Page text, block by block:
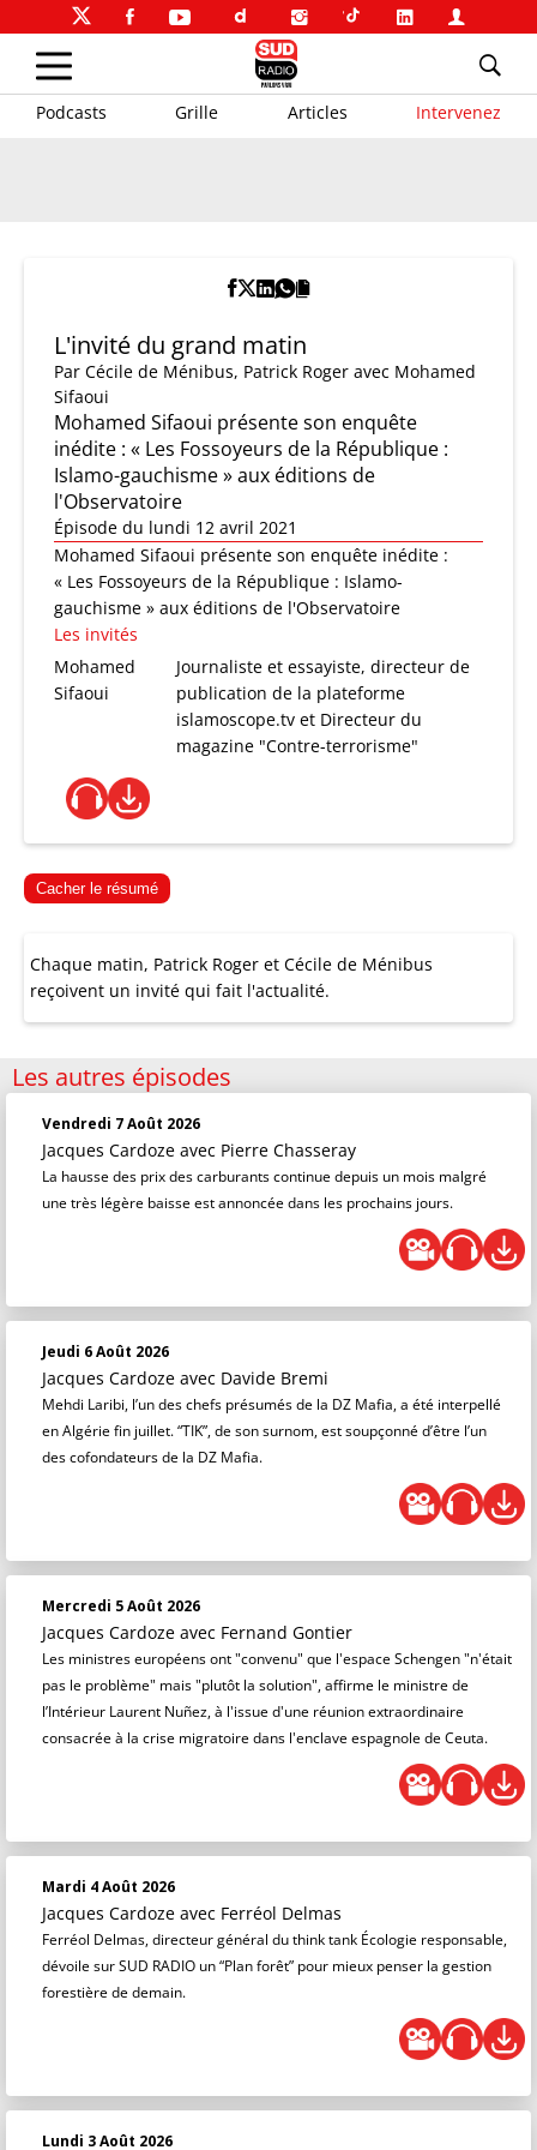
Podcasts Grille Articles Intervenez
L'invité du grand matin
Par Cécile de Ménibus, Patrick Roger avec Mohamed
Sifaoui
Mohamed Sifaoui présente son enquête
inédite : « Les Fossoyeurs de la République :
Islamo-gauchisme » aux éditions de
l'Observatoire
Épisode du lundi 12 avril 2021
Mohamed Sifaoui présente son enquête inédite :
« Les Fossoyeurs de la République : Islamo-
gauchisme » aux éditions de l'Observatoire
Les invités
Mohamed
Sifaoui
Journaliste et essayiste, directeur de
publication de la plateforme
islamoscope.tv et Directeur du
magazine "Contre-terrorisme"
Cacher le résumé
Chaque matin, Patrick Roger et Cécile de Ménibus
reçoivent un invité qui fait l'actualité.
Les autres épisodes
Vendredi 7 Août 2026
Jacques Cardoze avec Pierre Chasseray
La hausse des prix des carburants continue depuis un mois malgré
une très légère baisse est annoncée dans les prochains jours.
Jeudi 6 Août 2026
Jacques Cardoze avec Davide Bremi
Mehdi Laribi, l’un des chefs présumés de la DZ Mafia, a été interpellé
en Algérie fin juillet. “TIK”, de son surnom, est soupçonné d’être l’un
des cofondateurs de la DZ Mafia.
Mercredi 5 Août 2026
Jacques Cardoze avec Fernand Gontier
Les ministres européens ont "convenu" que l'espace Schengen "n'était
pas le problème" mais "plutôt la solution", affirme le ministre de
l’Intérieur Laurent Nuñez, à l'issue d'une réunion extraordinaire
consacrée à la crise migratoire dans l'enclave espagnole de Ceuta.
Mardi 4 Août 2026
Jacques Cardoze avec Ferréol Delmas
Ferréol Delmas, directeur général du think tank Écologie responsable,
dévoile sur SUD RADIO un “Plan forêt” pour mieux penser la gestion
forestière de demain.
Lundi 3 Août 2026